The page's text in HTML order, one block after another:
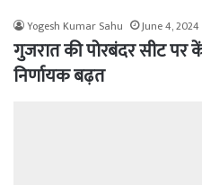
Yogesh Kumar Sahu June 4, 2024
गुजरात की पोरबंदर सीट पर
निर्णायक बढ़त